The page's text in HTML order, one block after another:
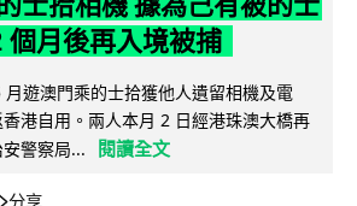
個月後再入境被捕
遊澳門乘的士拾獲他人遺留相機及電
港自用。兩人本月 2 日經港珠澳大橋再
警察局...
閱讀全文